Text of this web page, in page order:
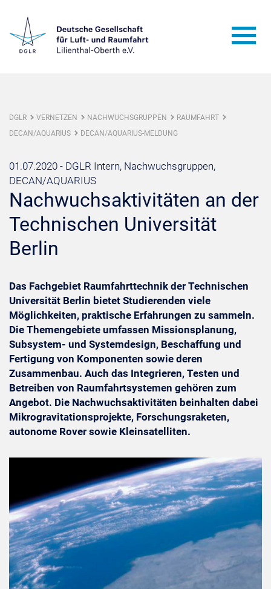
DGLR VERNETZEN NACHWUCHSGRUPPEN
RAUMFAHRT
DECAN/AQUARIUS
DECAN/AQUARIUS-MELDUNG
01.07.2020 - DGLR Intern, Nachwuchsgruppen,
DECAN/AQUARIUS
Nachwuchsaktivitäten an der
Technischen Universität
Berlin
Das Fachgebiet Raumfahrttechnik der Technischen
Universität Berlin bietet Studierenden viele
Möglichkeiten, praktische Erfahrungen zu sammeln.
Die Themengebiete umfassen Missionsplanung,
Subsystem- und Systemdesign, Beschaffung und
Fertigung von Komponenten sowie deren
Zusammenbau. Auch das Integrieren, Testen und
Betreiben von Raumfahrtsystemen gehören zum
Angebot. Die Nachwuchsaktivitäten beinhalten dabei
Mikrogravitationsprojekte, Forschungsraketen,
autonome Rover sowie Kleinsatelliten.